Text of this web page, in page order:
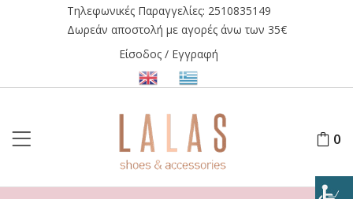
Τηλεφωνικές Παραγγελίες: 2510835149
Δωρεάν αποστολή με αγορές άνω των 35€
Είσοδος / Εγγραφή
0